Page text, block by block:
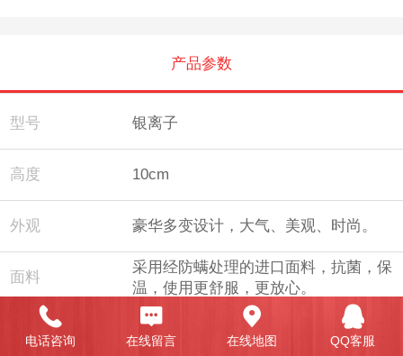
产品参数
型号 银离子
高度 10cm
外观 豪华多变设计，大气、美观、时尚。
面料
采用经防螨处理的进口面料，抗菌，保
温，使用更舒服，更放心。
内料
采用天然椰棕纤维，经三次高温脱脂抽
纤，缔造出更柔韧，弹力充足的棕丝纤
电话咨询 在线留言 在线地图 QQ客服